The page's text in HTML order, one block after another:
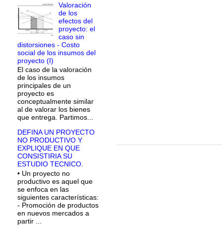
Valoración
de los
efectos del
proyecto: el
caso sin
distorsiones - Costo
social de los insumos del
proyecto (I)
El caso de la valoración
de los insumos
principales de un
proyecto es
conceptualmente similar
al de valorar los bienes
que entrega. Partimos...
DEFINA UN PROYECTO
NO PRODUCTIVO Y
EXPLIQUE EN QUE
CONSISTIRIA SU
ESTUDIO TECNICO.
• Un proyecto no
productivo es aquel que
se enfoca en las
siguientes características:
- Promoción de productos
en nuevos mercados a
partir ...